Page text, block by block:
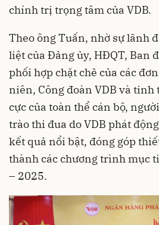
chính trị trọng tâm của VDB.
Theo ông Tuấn, nhờ sự lãnh
liệt của Đảng ủy, HĐQT, Ban
phối hợp chặt chẽ của các
niên, Công đoàn VDB và
cực của toàn thể cán bộ,
trào thi đua do VDB phát
kết quả nổi bật, đóng góp
thành các chương trình mục
– 2025.